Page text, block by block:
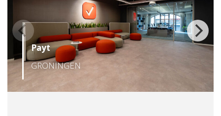
Payt
GRONINGEN